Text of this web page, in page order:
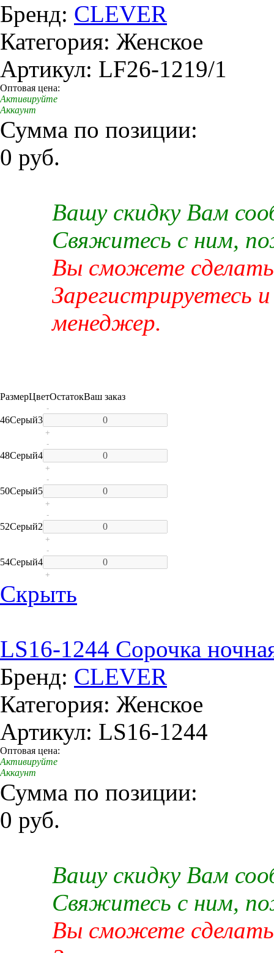
Бренд: CLEVER
Категория: Женское
Артикул: LF26-1219/1
Оптовая цена:
Активируйте
Аккаунт
Сумма по позиции:
0 руб.
Вашу скидку Вам
Свяжитесь с ним,
Вы сможете сделать
Зарегистрируетесь
менеджер.
РазмерЦветОстатокВаш заказ
46Серый3
-
+
48Серый4
-
+
50Серый5
-
+
52Серый2
-
+
54Серый4
-
+
Скрыть
LS16-1244 Сорочка
Бренд: CLEVER
Категория: Женское
Артикул: LS16-1244
Оптовая цена:
Активируйте
Аккаунт
Сумма по позиции:
0 руб.
Вашу скидку Вам
Свяжитесь с ним,
Вы сможете сделать